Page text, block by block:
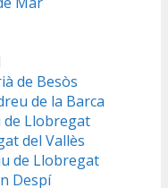
de Besòs
de la Barca
de Llobregat
del Vallès
de Llobregat
Despí